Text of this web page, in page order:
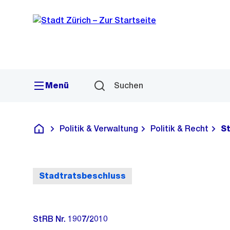
Navigation
Sprunglink
Menü Suchen
Deutsch
Politik & Verwaltung Politik & Recht
Stadtratsbeschluss
StRB Nr. 1907/2010